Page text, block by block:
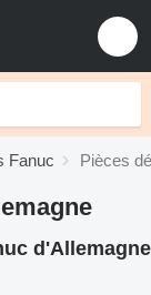
Fanuc Pièces
d'Allemagne